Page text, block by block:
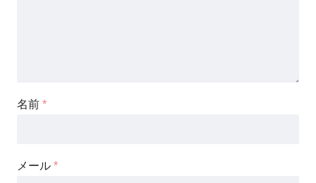
名前 *
メール *